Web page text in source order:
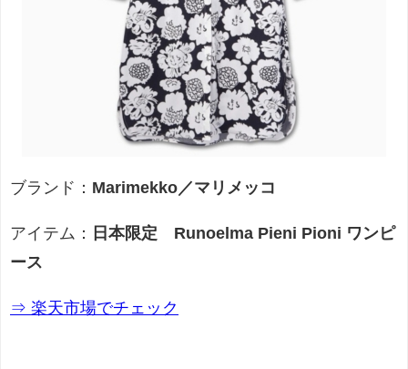
ブランド： Marimekko／マリメッコ
アイテム：
日本限定 Runoelma Pieni Pioni ワンピ
ース
⇒ 楽天市場でチェック